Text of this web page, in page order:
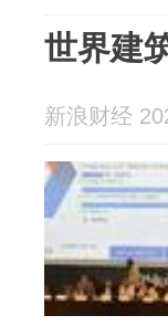
世界建
新浪财经